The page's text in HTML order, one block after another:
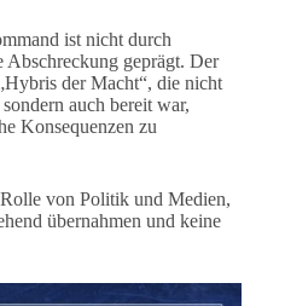
ist nicht durch
Abschreckung geprägt. Der
der Macht“, die nicht
auch bereit war,
Konsequenzen zu
von Politik und Medien,
übernahmen und keine